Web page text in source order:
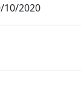
10/2020